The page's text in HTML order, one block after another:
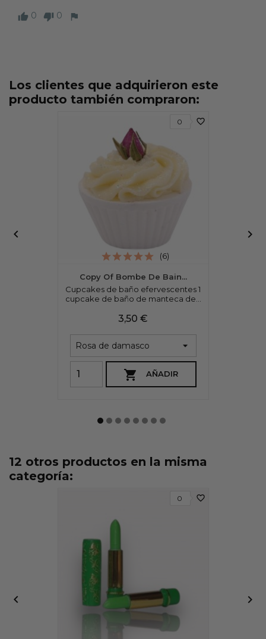
0 0
Los clientes que adquirieron este
producto también compraron:
Copy Of Bombe De Bain...
Cupcakes de baño efervescentes 1
cupcake de baño de manteca de...
Precio
3,50 €
 AÑADIR
favorite_border
0
(6)
 
12 otros productos en la misma
categoría:
favorite_border
0
 